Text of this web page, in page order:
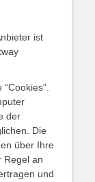
ist
der
Die
über Ihre
Regel an
und